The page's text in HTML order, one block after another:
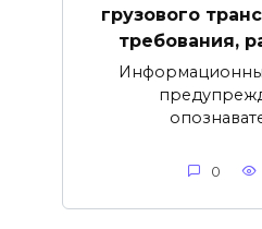
грузового
требования,
0